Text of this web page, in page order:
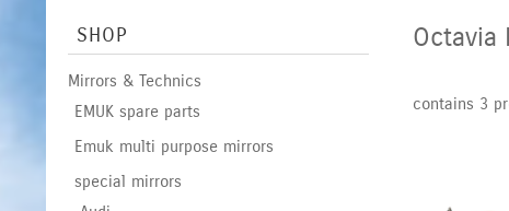
SHOP
Mirrors & Technics
EMUK spare parts
Emuk multi purpose mirrors
special mirrors
Octavia
contains 3